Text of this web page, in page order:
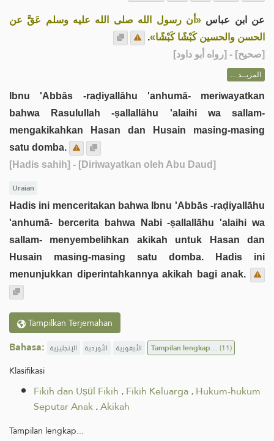
عن ابن عباس«أن رسول الله صلى الله عليه وسلم عَقَّ عن
الحسن والحسين كَبْشًا كَبْشًا».
[صحيح] - [رواه أبو داود]
المزيــد ...
Ibnu 'Abbās -raḍiyallāhu 'anhumā- meriwayatkan
bahwa Rasulullah -ṣallallāhu 'alaihi wa sallam-
mengakikahkan Hasan dan Husain masing-masing
satu domba.
[Hadis sahih] - [Diriwayatkan oleh Abu Daud]
Uraian
Hadis ini menceritakan bahwa Ibnu 'Abbās -raḍiyallāhu
'anhumā- bercerita bahwa Nabi -ṣallallāhu 'alaihi wa
sallam- menyembelihkan akikah untuk Hasan dan
Husain masing-masing satu domba. Hadis ini
menunjukkan diperintahkannya akikah bagi anak.
Tampilkan Terjemahan
Bahasa: الإنجليزية الأوردية الأيغورية Tampilan lengkap...(11)
Klasifikasi
Fikih dan Uṣūl Fikih .Fikih Keluarga.Hukum-hukum
Seputar Anak.Akikah
Tampilan lengkap...